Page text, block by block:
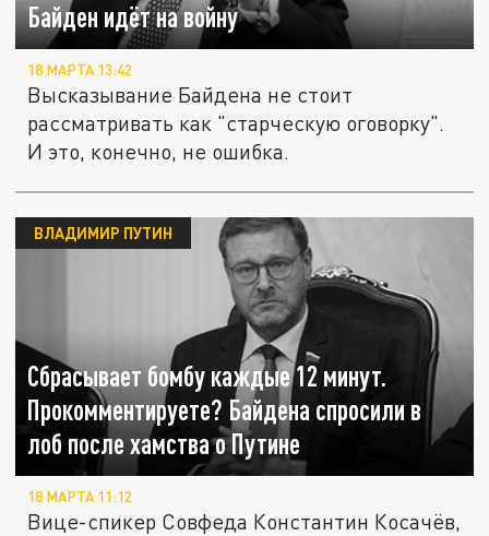
Байден идёт на войну
18 МАРТА 13:42
Высказывание Байдена не стоит
рассматривать как "старческую оговорку".
И это, конечно, не ошибка.
Сбрасывает бомбу каждые 12 минут.
Прокомментируете? Байдена спросили в
лоб после хамства о Путине
ВЛАДИМИР ПУТИН
18 МАРТА 11:12
Вице-спикер Совфеда Константин Косачёв,